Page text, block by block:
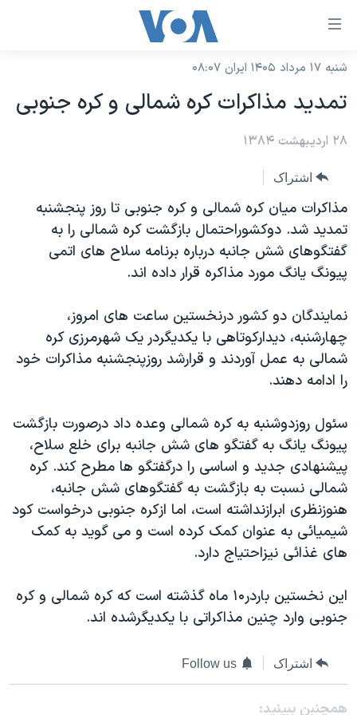
لینکهای
دسترسی
جهش
محتوای
جهش
به
صفحه
اصلی
جهش
جستجو
نسخه سبک وب‌سایت
موضوع ها
ایران
آمریکا
جهان
ورزشی
ویژه برنامه‌ها
ویدیوها
فرهنگ و زندگی
اقتصادی
علم و فناوری
اسرائیل در جنگ
گالری عکس
آرشیو پخش زنده
برنامه های تلویزیونی
جدول برنامه ها
صفحه‌های ویژه
جام جهانی ۲۰۲۶
۲۵۰سالگی آمریکا
بایگانی برنامه‌های تلویزیونی
مستندها
حمله جمهوری اسلامی به اسرائیل
رمز مهسا
ورزش زنان در ایران
اعتراضات زن، زندگی، آزادی
مجموعه مستندهای دادخواهی
دادگاه حمید نوری
قانون شفافیت دارائی کادر رهبری ایران
اعتراضات مردمی آبان ۹۸
فرکانس‌های صدای آمریکا
پخش رادیویی
یادگیری زبان انگلیسی
دنبال کنید
زبانهای مختلف
شنبه ۱۷ مرداد ۱۴۰۵ ایران ۰۸:۰۷
تمديد مذاکرات کره شمالی و کره جنوبی
۲۸ اردیبهشت ۱۳۸۴
اشتراک
مذاکرات ميان کره شمالی و کره جنوبی تا روز پنجشنبه
تمديد شد. دوکشوراحتمال بازگشت کره شمالی را به
گفتگوهای شش جانبه درباره برنامه سلاح های اتمی
پيونگ يانگ مورد مذاکره قرار داده اند.
نمايندگان دو کشور درنخستين ساعت های امروز،
چهارشنبه، ديدارکوتاهی با يکديگردر يک شهرمرزی کره
شمالی به عمل آوردند و قرارشد روزپنجشنبه مذاکرات خود
را ادامه دهند.
سئول روزدوشنبه به کره شمالی وعده داد درصورت بازگشت
پيونگ يانگ به گفتگو های شش جانبه برای خلع سلاح،
پيشنهادی جديد و اساسی را درگفتگو ها مطرح کند. کره
شمالی نسبت به بازگشت به گفتگوهای شش جانبه،
هنوزنظری ابرازنداشته است، اما ازکره جنوبی درخواست کود
شيميائی به عنوان کمک کرده است و می گويد به کمک
های غذائی نيزاحتياج دارد.
اين نخستين باردر۱۰ ماه گذشته است که کره شمالی و کره
جنوبی وارد چنين مذاکراتی با يکديگرشده اند.
اشتراک Follow us
همچنبن ببینید: